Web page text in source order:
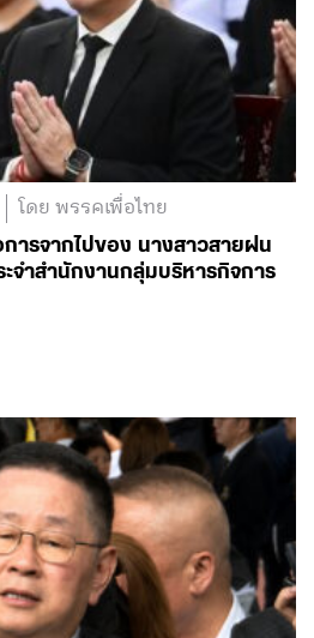
โดย พรรคเพื่อไทย
ารจากไปของ นางสาวสายฝน
ะจำสำนักงานกลุ่มบริหารกิจการ